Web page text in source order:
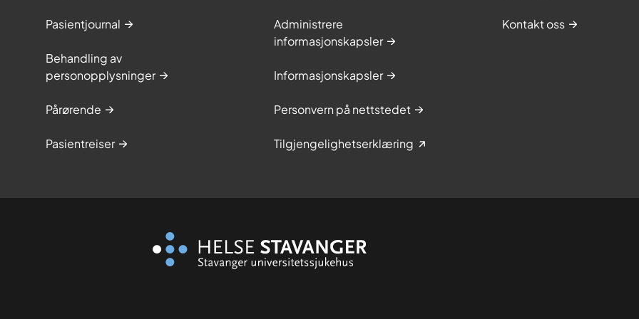
Pasientjournal
Behandling av
personopplysninger
Pårørende
Pasientreiser
Administrere
informasjonskapsler
Informasjonskapsler
Personvern på nettstedet
Tilgjengelighetserklæring
Kontakt oss